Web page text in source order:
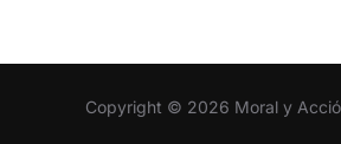
Copyright © 2026 Moral y